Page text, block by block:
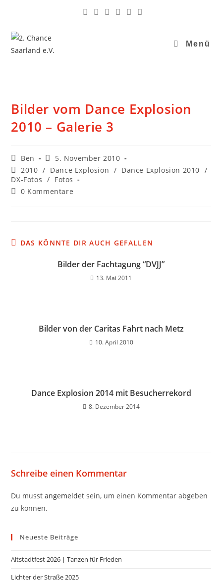
Menü
Bilder vom Dance Explosion
2010 – Galerie 3
Ben
5. November 2010
2010 / Dance Explosion / Dance Explosion 2010 /
DX-Fotos / Fotos
0 Kommentare
DAS KÖNNTE DIR AUCH GEFALLEN
Bilder der Fachtagung “DVJJ”
13. Mai 2011
Bilder von der Caritas Fahrt nach Metz
10. April 2010
Dance Explosion 2014 mit Besucherrekord
8. Dezember 2014
Schreibe einen Kommentar
Du musstangemeldet sein, um einen Kommentar abgeben
zu können.
Neueste Beiträge
Altstadtfest 2026 | Tanzen für Frieden
Lichter der Straße 2025